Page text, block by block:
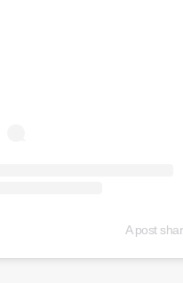
A post